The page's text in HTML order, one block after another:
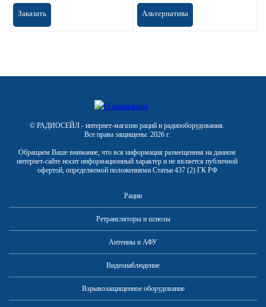
Заказать Альтернатива
© РАДИОСЕЙЛ - интернет-магазин раций и радиооборудования.
Все права защищены. 2026 г.
Обращаем Ваше внимание, что вся информация размещенная на данном
интернет-сайте носит информационный характер и не является публичной
офертой, определяемой положениями Статьи 437 (2) ГК РФ
Рации
Ретрансляторы и шлюзы
Антенны и АФУ
Видеонаблюдение
Взрывозащищенное оборудование